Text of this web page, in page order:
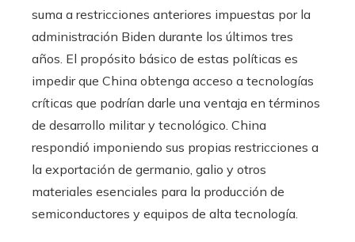
suma a restricciones anteriores impuestas por la
administración Biden durante los últimos tres
años. El propósito básico de estas políticas es
impedir que China obtenga acceso a tecnologías
críticas que podrían darle una ventaja en términos
de desarrollo militar y tecnológico. China
respondió imponiendo sus propias restricciones a
la exportación de germanio, galio y otros
materiales esenciales para la producción de
semiconductores y equipos de alta tecnología.